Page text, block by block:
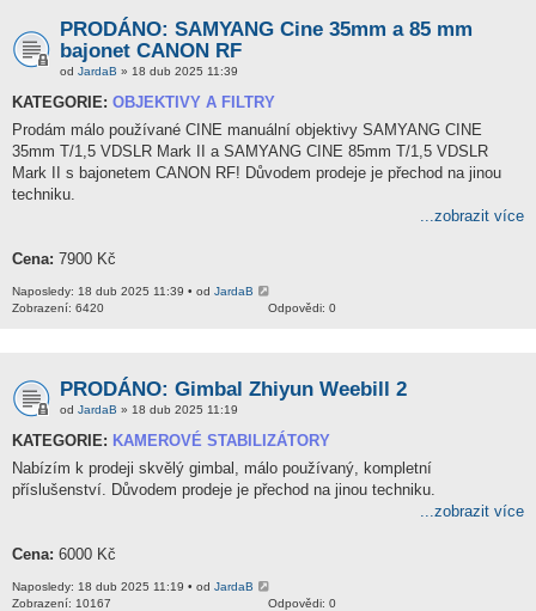
PRODÁNO: SAMYANG Cine 35mm a 85 mm
bajonet CANON RF
od JardaB » 18 dub 2025 11:39
KATEGORIE: OBJEKTIVY A FILTRY
Prodám málo používané CINE manuální objektivy SAMYANG CINE
35mm T/1,5 VDSLR Mark II a SAMYANG CINE 85mm T/1,5 VDSLR
Mark II s bajonetem CANON RF! Důvodem prodeje je přechod na jinou
techniku.
...zobrazit více
Cena: 7900 Kč
Naposledy: 18 dub 2025 11:39 • od JardaB
Odpovědi: 0
Zobrazení: 6420
PRODÁNO: Gimbal Zhiyun Weebill 2
od JardaB » 18 dub 2025 11:19
KATEGORIE: KAMEROVÉ STABILIZÁTORY
Nabízím k prodeji skvělý gimbal, málo používaný, kompletní
příslušenství. Důvodem prodeje je přechod na jinou techniku.
...zobrazit více
Cena: 6000 Kč
Naposledy: 18 dub 2025 11:19 • od JardaB
Odpovědi: 0
Zobrazení: 10167